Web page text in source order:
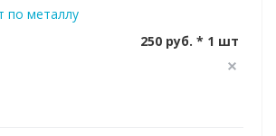
по металлу
250 руб. * 1 шт